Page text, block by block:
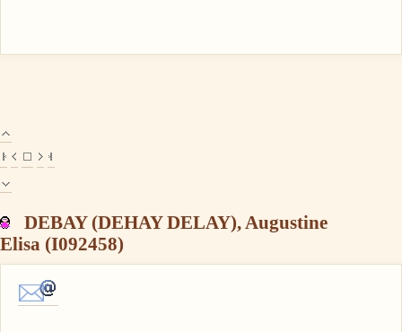
DEBAY (DEHAY DELAY), Augustine
Elisa (I092458)